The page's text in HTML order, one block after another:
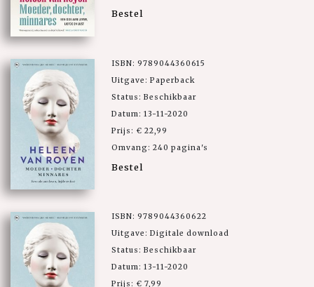
Bestel
ISBN: 9789044360615
Uitgave: Paperback
Status: Beschikbaar
Datum: 13-11-2020
Prijs: € 22,99
Omvang: 240 pagina's
Bestel
ISBN: 9789044360622
Uitgave: Digitale download
Status: Beschikbaar
Datum: 13-11-2020
Prijs: € 7,99